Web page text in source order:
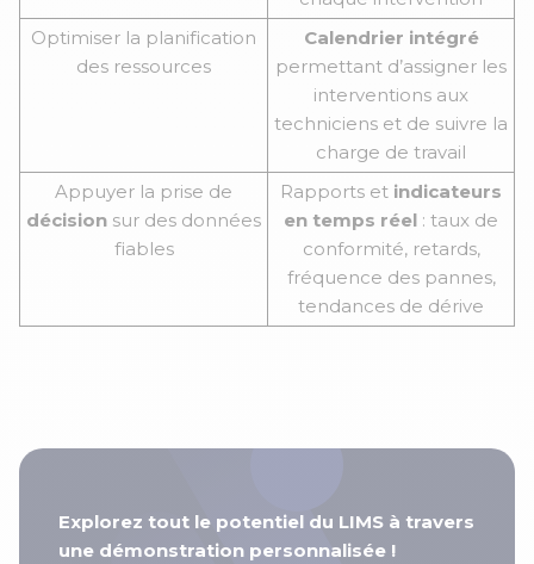
Optimiser la planification
des ressources
Calendrier intégré
permettant d’assigner les
interventions aux
techniciens et de suivre la
charge de travail
Appuyer la prise de
décision sur des données
fiables
Rapports et indicateurs
en temps réel : taux de
conformité, retards,
fréquence des pannes,
tendances de dérive
Explorez tout le potentiel du LIMS à travers
une démonstration personnalisée !